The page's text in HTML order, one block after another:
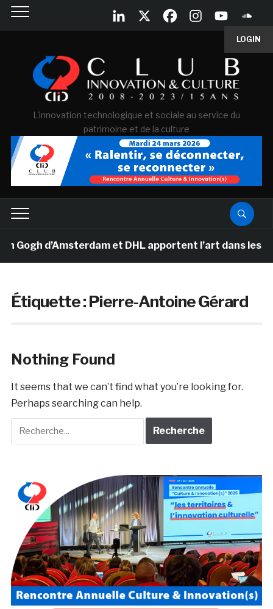
LOGIN
L'innovation technologique et sociale au service du
patrimoine et de la culture
d’Amsterdam et DHL apportent l’art dans les
Étiquette :Pierre-Antoine Gérard
Nothing Found
It seems that we can’t find what you’re looking for.
Perhaps searching can help.